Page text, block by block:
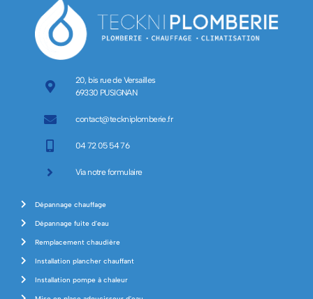
Dépannage chauffage
Dépannage fuite d'eau
Remplacement chaudière
Installation plancher chauffant
Installation pompe à chaleur
20, bis rue de Versailles
69330 PUSIGNAN
contact@teckniplomberie.fr
04 72 05 54 76
Via notre formulaire